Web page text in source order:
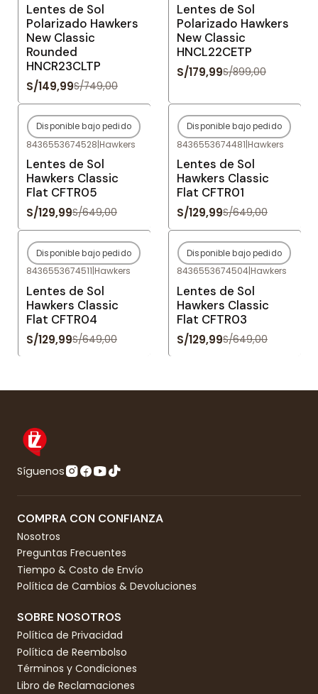
Lentes de Sol
Polarizado Hawkers
New Classic
Rounded
HNCR23CLTP
S/149,99S/749,00
Lentes de Sol
Polarizado Hawkers
New Classic
HNCL22CETP
S/179,99S/899,00
-80%OFF
Agotado
Disponible bajo pedido
8436553674528|Hawkers
Lentes de Sol
Hawkers Classic
Flat CFTR05
S/129,99S/649,00
-80%OFF
Agotado
Disponible bajo pedido
8436553674481|Hawkers
Lentes de Sol
Hawkers Classic
Flat CFTR01
S/129,99S/649,00
-80%OFF
Agotado
Disponible bajo pedido
8436553674511|Hawkers
Lentes de Sol
Hawkers Classic
Flat CFTR04
S/129,99S/649,00
-80%OFF
Agotado
Disponible bajo pedido
8436553674504|Hawkers
Lentes de Sol
Hawkers Classic
Flat CFTR03
S/129,99S/649,00
Síguenos
COMPRA CON CONFIANZA
Nosotros
Preguntas Frecuentes
Tiempo & Costo de Envío
Política de Cambios & Devoluciones
SOBRE NOSOTROS
Política de Privacidad
Política de Reembolso
Términos y Condiciones
Libro de Reclamaciones